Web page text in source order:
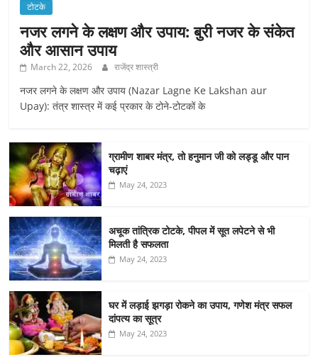
टोटके
नजर लगने के लक्षण और उपाय: बुरी नजर के संकेत
और आसान उपाय
March 22, 2026 राजेंद्र शास्त्री
नजर लगने के लक्षण और उपाय (Nazar Lagne Ke Lakshan aur
Upay): तंत्र शास्त्र में कई प्रकार के टोने-टोटकों के
ग्रामीण शाबर मंत्र, तो हनुमान जी को लड्डू और पान
चढ़ाएं
May 24, 2023
अचूक तांत्रिक टोटके, पीपल में सूत लपेटने से भी
मिलती है सफलता
May 24, 2023
घर में लड़ाई झगड़ा रोकने का उपाय, गणेश मंत्र सफल
दांपत्य का सूत्र
May 24, 2023